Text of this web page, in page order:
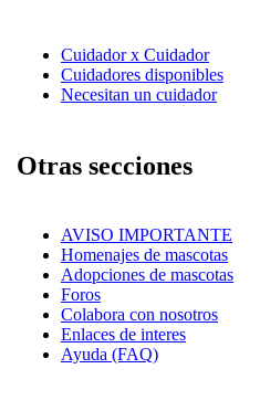
Cuidador x Cuidador
Cuidadores disponibles
Necesitan un cuidador
Otras secciones
AVISO IMPORTANTE
Homenajes de mascotas
Adopciones de mascotas
Foros
Colabora con nosotros
Enlaces de interes
Ayuda (FAQ)